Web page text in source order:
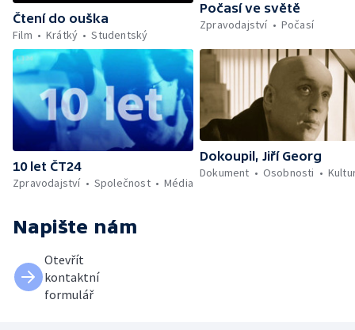
Čtení do ouška
Film
Krátký Studentský
Počasí ve světě
Zpravodajství
Počasí
10 let ČT24
Zpravodajství
Společnost Média
Dokoupil, Jiří Georg
Dokument
Osobnosti
Napište nám
Otevřít
kontaktní
formulář